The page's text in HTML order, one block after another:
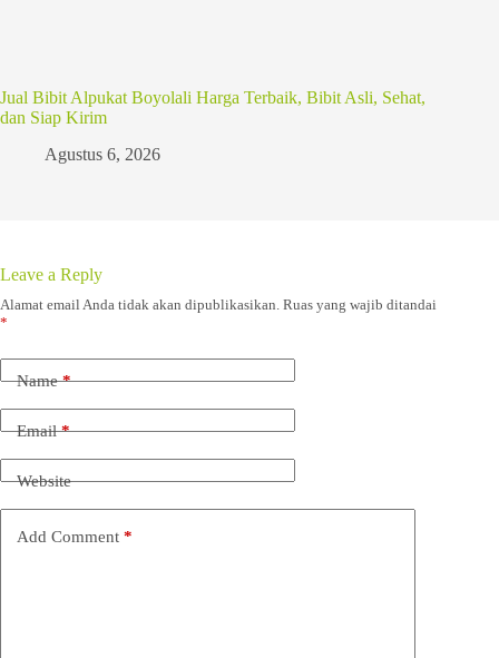
Jual Bibit Alpukat Boyolali Harga Terbaik, Bibit Asli, Sehat,
dan Siap Kirim
Agustus 6, 2026
Leave a Reply
Alamat email Anda tidak akan dipublikasikan. Ruas yang wajib ditandai
*
Name*
Email*
Website
Add Comment *